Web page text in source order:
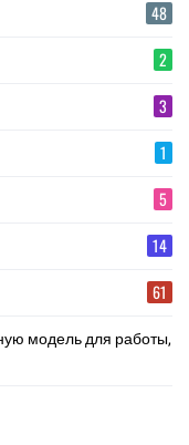
48
2
3
1
5
14
61
модель для работы,